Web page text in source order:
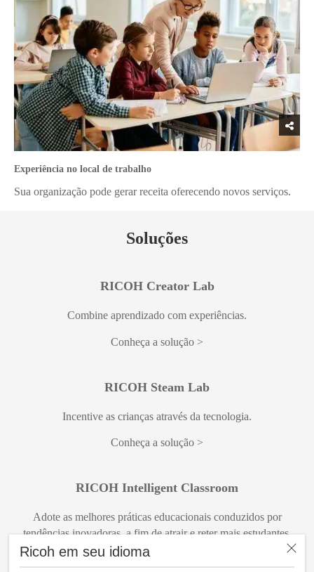
Ricoh em seu idioma
Experiência no local de trabalho
Sua organização pode gerar receita oferecendo novos serviços.
Soluções
RICOH Creator Lab
Combine aprendizado com experiências.
Conheça a solução
RICOH Steam Lab
Incentive as crianças através da tecnologia.
Conheça a solução
RICOH Intelligent Classroom
Adote as melhores práticas educacionais conduzidos por
tendências inovadoras, a fim de atrair e reter mais estudantes.
Conheça a solução